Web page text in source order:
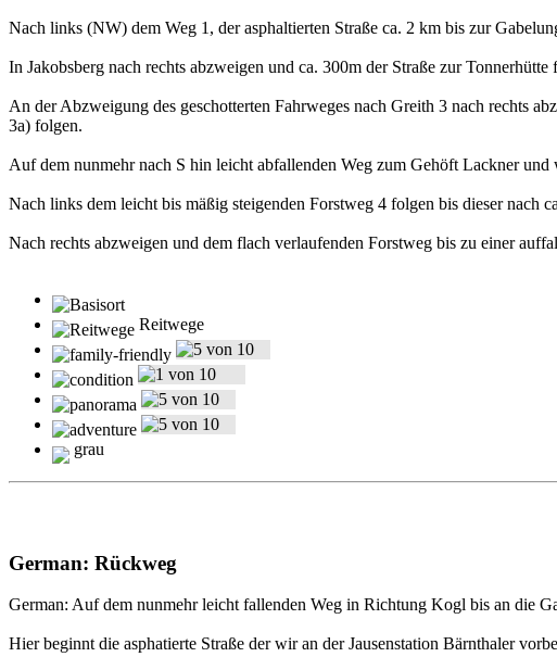
Nach links (NW) dem Weg 1, der asphaltierten Straße ca. 2 km bis zur
In Jakobsberg nach rechts abzweigen und ca. 300m der Straße zur Tonnerhütte
An der Abzweigung des geschotterten Fahrweges nach Greith 3 nach rechts
3a) folgen.
Auf dem nunmehr nach S hin leicht abfallenden Weg zum Gehöft Lackner
Nach links dem leicht bis mäßig steigenden Forstweg 4 folgen bis dieser
Nach rechts abzweigen und dem flach verlaufenden Forstweg bis zu einer
Reitwege
grau
German: Rückweg
German: Auf dem nunmehr leicht fallenden Weg in Richtung Kogl bis an die
Hier beginnt die asphatierte Straße der wir an der Jausenstation Bärnthaler